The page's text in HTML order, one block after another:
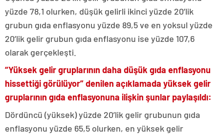
yüzde 78,1 olurken, düşük gelirli ikinci yüzde 20’lik
grubun gıda enflasyonu yüzde 89,5 ve en yoksul yüzde
20’lik gelir grubun gıda enflasyonu ise yüzde 107,6
olarak gerçekleşti.
“Yüksek gelir gruplarının daha düşük gıda enflasyonu
hissettiği görülüyor” denilen açıklamada yüksek gelir
gruplarının gıda enflasyonuna ilişkin şunlar paylaşıldı:
Dördüncü (yüksek) yüzde 20’lik gelir grubunun gıda
enflasyonu yüzde 65,5 olurken, en yüksek gelir